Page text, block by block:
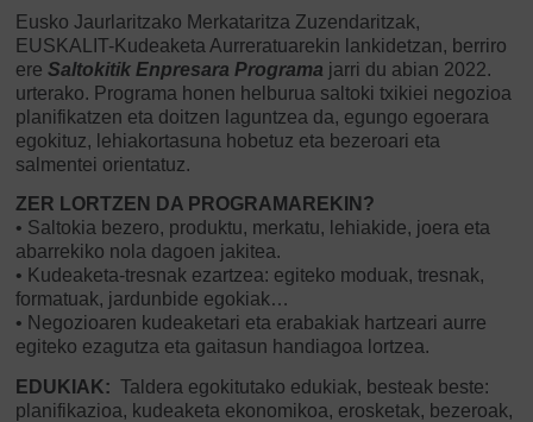
Eusko Jaurlaritzako Merkataritza Zuzendaritzak,
EUSKALIT-Kudeaketa Aurreratuarekin lankidetzan, berriro
ereSaltokitik Enpresara Programa jarri du abian 2022.
urterako. Programa honen helburua saltoki txikiei negozioa
planifikatzen eta doitzen laguntzea da, egungo egoerara
egokituz, lehiakortasuna hobetuz eta bezeroari eta
salmentei orientatuz.
ZER LORTZEN DA PROGRAMAREKIN?
• Saltokia bezero, produktu, merkatu, lehiakide, joera eta
abarrekiko nola dagoen jakitea.
• Kudeaketa-tresnak ezartzea: egiteko moduak, tresnak,
formatuak, jardunbide egokiak…
• Negozioaren kudeaketari eta erabakiak hartzeari aurre
egiteko ezagutza eta gaitasun handiagoa lortzea.
EDUKIAK: Taldera egokitutako edukiak, besteak beste:
planifikazioa, kudeaketa ekonomikoa, erosketak, bezeroak,